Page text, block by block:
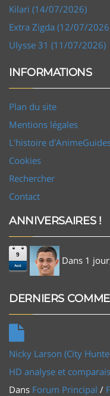
Kilari (14/07/2026)
Extra Zigda (12/07/
Ulysse 31 (11/07/2026)
INFORMATIONS
Plan du site
Mentions légales
L'histoire
Cookies
Rechercher
Contact
ANNIVERSAIRES !
9
Aoû Dans 1
DERNIERS
Nicky Larson (City
HD analyse et
Dans Forum Principal /